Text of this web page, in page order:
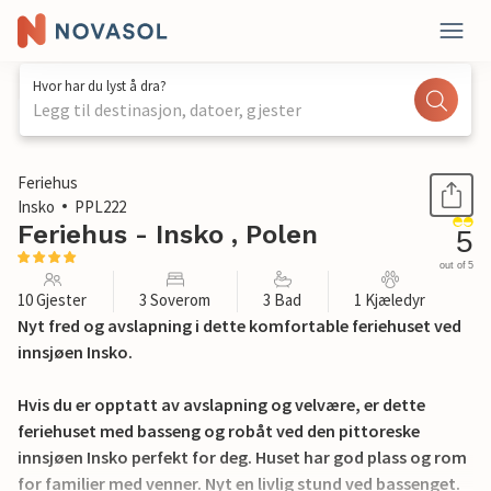
Hvor har du lyst å dra?
Legg til destinasjon, datoer, gjester
1 / 39
Feriehus
Insko
PPL222
Feriehus - Insko , Polen 5
out of 5
10 Gjester 3 Soverom 3 Bad 1 Kjæledyr
Nyt fred og avslapning i dette komfortable feriehuset ved
innsjøen Insko.
Hvis du er opptatt av avslapning og velvære, er dette
feriehuset med basseng og robåt ved den pittoreske
innsjøen Insko perfekt for deg. Huset har god plass og rom
for familier med venner. Nyt en livlig stund ved bassenget.